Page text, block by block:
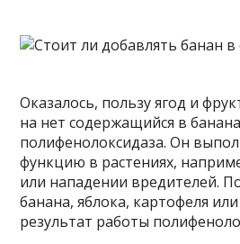
Оказалось, пользу ягод и
на нет содержащийся в
полифенолоксидаза. Он
функцию в растениях,
или нападении вредителей.
банана, яблока, картофеля
результат работы